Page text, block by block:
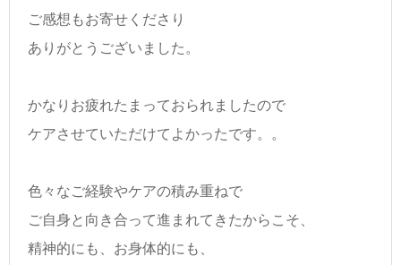
ご感想もお寄せくださり
ありがとうございました。
かなりお疲れたまっておられましたので
ケアさせていただけてよかったです。。
色々なご経験やケアの積み重ねで
ご自身と向き合って進まれてきたからこそ、
精神的にも、お身体的にも、